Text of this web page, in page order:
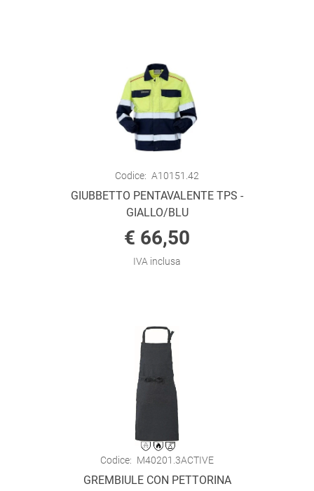
Codice: A10151.42
GIUBBETTO PENTAVALENTE TPS -
GIALLO/BLU
€ 66,50
IVA inclusa
Codice: M40201.3ACTIVE
GREMBIULE CON PETTORINA